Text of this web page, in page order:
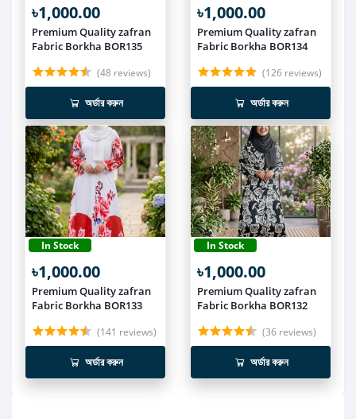
৳1,000.00
Premium Quality zafran
Fabric Borkha BOR135
(48 reviews)
অর্ডার করুন
৳1,000.00
Premium Quality zafran
Fabric Borkha BOR134
(126 reviews)
অর্ডার করুন
In Stock
৳1,000.00
Premium Quality zafran
Fabric Borkha BOR133
(141 reviews)
অর্ডার করুন
In Stock
৳1,000.00
Premium Quality zafran
Fabric Borkha BOR132
(36 reviews)
অর্ডার করুন